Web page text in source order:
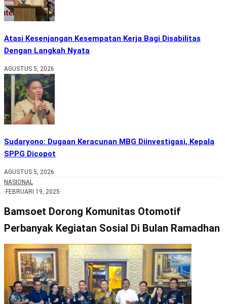
Atasi Kesenjangan Kesempatan Kerja Bagi Disabilitas
Dengan Langkah Nyata
AGUSTUS 5, 2026
Sudaryono: Dugaan Keracunan MBG Diinvestigasi, Kepala
SPPG Dicopot
AGUSTUS 5, 2026
NASIONAL
· FEBRUARI 19, 2025·
Bamsoet Dorong Komunitas Otomotif
Perbanyak Kegiatan Sosial Di Bulan Ramadhan